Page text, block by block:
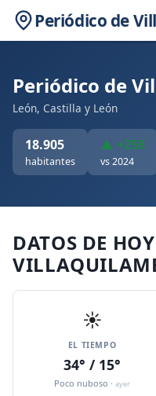
Periódico de
Periódico de
León, Castilla y León
18.905
habitantes
▲ +258
vs 2024
DATOS DE
☀️
EL TIEMPO
34° / 15°
Poco nuboso · ayer